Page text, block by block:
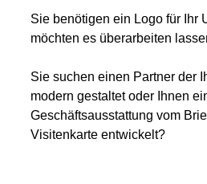
Sie benötigen ein Logo für Ihr
möchten es überarbeiten
Sie suchen einen Partner der
modern gestaltet oder Ihnen
Geschäftsausstattung vom
Visitenkarte entwickelt?